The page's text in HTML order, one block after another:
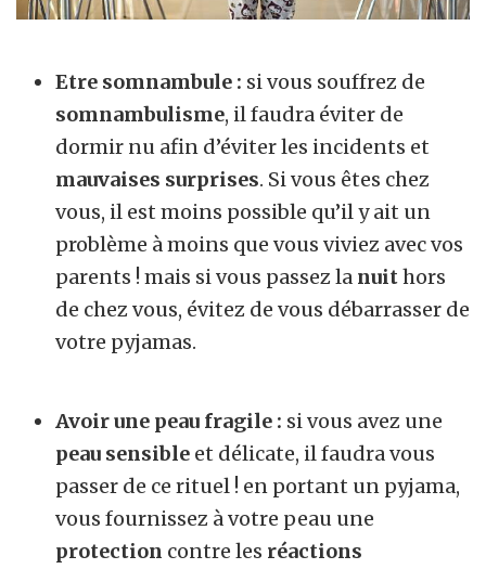
Etre somnambule : si vous souffrez de
somnambulisme, il faudra éviter de
dormir nu afin d’éviter les incidents et
mauvaises surprises. Si vous êtes chez
vous, il est moins possible qu’il y ait un
problème à moins que vous viviez avec vos
parents ! mais si vous passez la nuithors
de chez vous, évitez de vous débarrasser de
votre pyjamas.
Avoir une peau fragile : si vous avez une
peau sensible et délicate, il faudra vous
passer de ce rituel ! en portant un pyjama,
vous fournissez à votre peau une
protection contre les réactions